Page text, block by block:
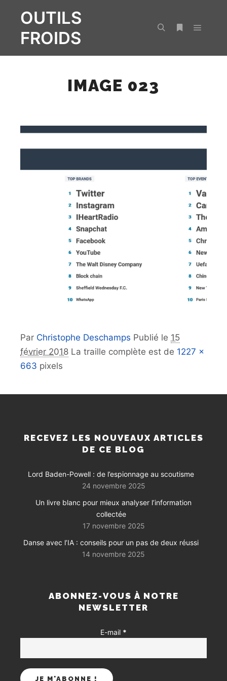
OUTILS
FROIDS
IMAGE 023
Par Christophe Deschamps Publié le 15
février 2018 La traille complète est de 1227 ×
663 pixels
RECEVEZ LES NOUVEAUX ARTICLES
DE CE BLOG
Lord Baden-Powell : de l’espionnage au scoutisme
24 novembre 2025
Un livre blanc pour mieux analyser l’information
collectée
17 novembre 2025
Danse avec l’IA : conseils pour un pas de deux réussi
14 novembre 2025
ABONNEZ-VOUS À NOTRE
NEWSLETTER
E-mail *